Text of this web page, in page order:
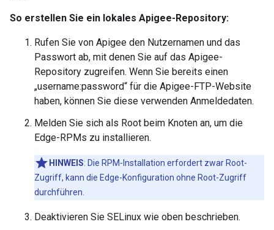
So erstellen Sie ein lokales Apigee-Repository:
Rufen Sie von Apigee den Nutzernamen und das
Passwort ab, mit denen Sie auf das Apigee-
Repository zugreifen. Wenn Sie bereits einen
„username:password“ für die Apigee-FTP-Website
haben, können Sie diese verwenden Anmeldedaten.
Melden Sie sich als Root beim Knoten an, um die
Edge-RPMs zu installieren.
HINWEIS: Die RPM-Installation erfordert zwar Root-
Zugriff, kann die Edge-Konfiguration ohne Root-Zugriff
durchführen.
Deaktivieren Sie SELinux wie oben beschrieben.